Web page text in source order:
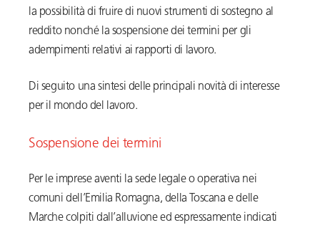
la possibilità di fruire di nuovi strumenti di sostegno al
reddito nonché la sospensione dei termini per gli
adempimenti relativi ai rapporti di lavoro.
Di seguito una sintesi delle principali novità di interesse
per il mondo del lavoro.
Sospensione dei termini
Per le imprese aventi la sede legale o operativa nei
comuni dell’Emilia Romagna, della Toscana e delle
Marche colpiti dall’alluvione ed espressamente indicati